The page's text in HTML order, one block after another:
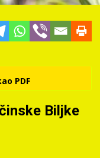
PDF
Biljke